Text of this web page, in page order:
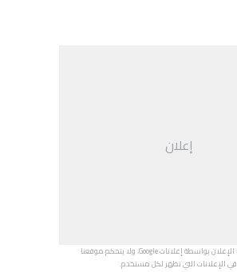
إعلان
يتم عرض هذا الإعلان بواسطة إعلانات Google، ولا يتحكم موقعنا
في الإعلانات التي تظهر لكل مستخدم.